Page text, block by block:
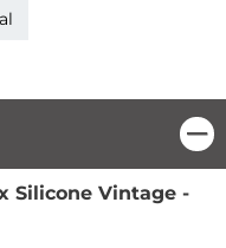
Silicone Vintage -